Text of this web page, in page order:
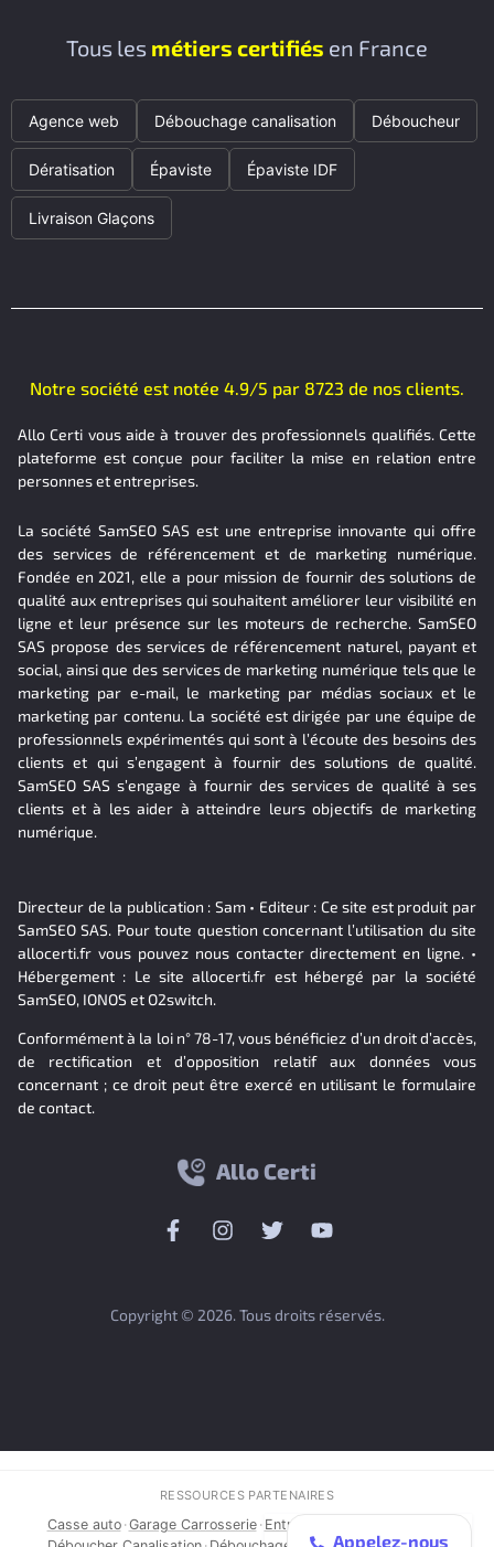
Appelez-nous
Tous les métiers certifiés en France
Agence web Débouchage canalisation Déboucheur
Dératisation Épaviste Épaviste IDF
Livraison Glaçons
Notre société est notée 4.9/5 par 8723 de nos clients.
Allo Certi vous aide à trouver des professionnels qualifiés. Cette
plateforme est conçue pour faciliter la mise en relation entre
personnes et entreprises.
La société SamSEO SAS est une entreprise innovante qui offre
des services de référencement et de marketing numérique.
Fondée en 2021, elle a pour mission de fournir des solutions de
qualité aux entreprises qui souhaitent améliorer leur visibilité en
ligne et leur présence sur les moteurs de recherche. SamSEO
SAS propose des services de référencement naturel, payant et
social, ainsi que des services de marketing numérique tels que le
marketing par e-mail, le marketing par médias sociaux et le
marketing par contenu. La société est dirigée par une équipe de
professionnels expérimentés qui sont à l’écoute des besoins des
clients et qui s’engagent à fournir des solutions de qualité.
SamSEO SAS s’engage à fournir des services de qualité à ses
clients et à les aider à atteindre leurs objectifs de marketing
numérique.
Directeur de la publication : Sam • Editeur : Ce site est produit par
SamSEO SAS. Pour toute question concernant l’utilisation du site
allocerti.fr vous pouvez nous contacter directement en ligne. •
Hébergement : Le site allocerti.fr est hébergé par la société
SamSEO, IONOS et O2switch.
Conformément à la loi n° 78-17, vous bénéficiez d’un droit d’accès,
de rectification et d’opposition relatif aux données vous
concernant ; ce droit peut être exercé en utilisant le formulaire
de contact.
Allo Certi
Copyright © 2026. Tous droits réservés.
RESSOURCES PARTENAIRES
Casse auto · Garage Carrosserie · Entreprise de Débouchage